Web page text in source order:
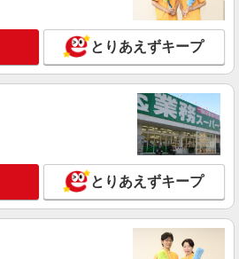
都大田区田園調布3－25－17
詳細を見る
レ大森店
給：時給1300円〜 ※研修40時間、時給
1250円 ※交通費一部支給 ※昇給あり
とりあえずキープ
とりあえずキープ